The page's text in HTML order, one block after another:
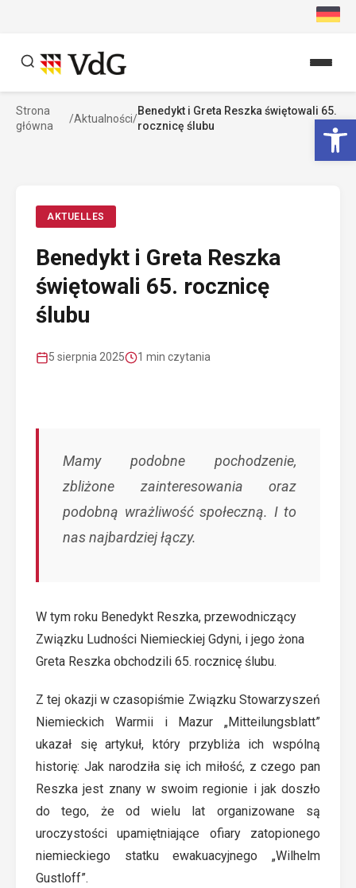
Szukaj
Strona
główna
/Aktualności/
Benedykt i Greta Reszka świętowali 65.
rocznicę ślubu
AKTUELLES
Benedykt i Greta Reszka
świętowali 65. rocznicę
ślubu
5 sierpnia 2025 1 min czytania
Mamy podobne pochodzenie,
zbliżone zainteresowania oraz
podobną wrażliwość społeczną. I to
nas najbardziej łączy.
W tym roku Benedykt Reszka, przewodniczący
Związku Ludności Niemieckiej Gdyni, i jego żona
Greta Reszka obchodzili 65. rocznicę ślubu.
Z tej okazji w czasopiśmie Związku Stowarzyszeń
Niemieckich Warmii i Mazur „Mitteilungsblatt”
ukazał się artykuł, który przybliża ich wspólną
historię: Jak narodziła się ich miłość, z czego pan
Reszka jest znany w swoim regionie i jak doszło
do tego, że od wielu lat organizowane są
uroczystości upamiętniające ofiary zatopionego
niemieckiego statku ewakuacyjnego „Wilhelm
Gustloff”.